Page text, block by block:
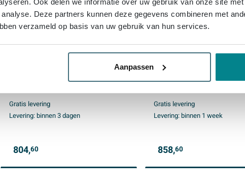
Ook delen we informatie over uw gebruik van onze site
Deze partners kunnen deze gegevens combineren met
verzameld op basis van uw gebruik van hun services.
Aanpassen
INK SP19 Spiegel - 120x4x80cm
Gratis levering
Levering:binnen 3 dagen
804,60
INK SP19 spiegel -
rechthoek in stalen
dir LED - verwarming -
Gratis levering
Levering:binnen 1 week
858,60